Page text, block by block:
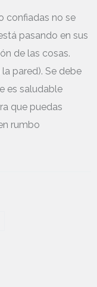
confiadas no se
pasando en sus
de las cosas.
pared). Se debe
es saludable
que puedas
rumbo